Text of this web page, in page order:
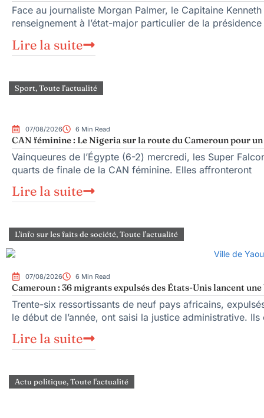
Face au journaliste Morgan Palmer, le Capitaine
renseignement à l’état-major particulier de la
Lire la suite
Sport,Toute l'actualité
07/08/2026 6 Min Read
CAN féminine : Le Nigeria sur la route du Cameroun pour
Vainqueures de l’Égypte (6-2) mercredi, les Super
quarts de finale de la CAN féminine. Elles affronteront
Lire la suite
L'info sur les faits de société,Toute l'actualité
07/08/2026 6 Min Read
Cameroun : 36 migrants expulsés des États-Unis lancent
Trente-six ressortissants de neuf pays africains,
le début de l’année, ont saisi la justice administrative. Ils
Lire la suite
Actu politique,Toute l'actualité